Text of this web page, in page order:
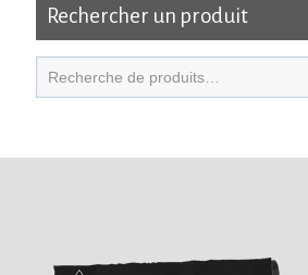
Rechercher un produit